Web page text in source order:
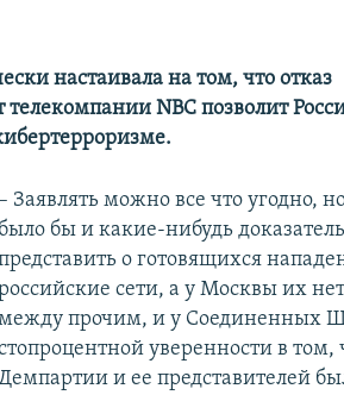
настаивала на том, что отказ
NBC позволит
– Заявлять можно все что угодно,
было бы и какие-нибудь
о готовящихся
сети, а у Москвы их
прочим, и у Соединенных
уверенности в том,
и ее представителей